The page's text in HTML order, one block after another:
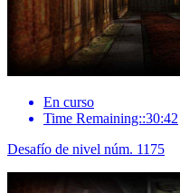
En curso
Time Remaining::30:42
Desafío de nivel núm. 1175